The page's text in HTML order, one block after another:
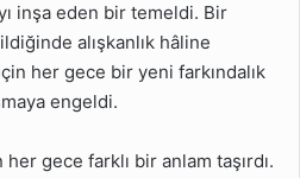
inşa eden bir temeldi. Bir
alışkanlık hâline
her gece bir yeni farkındalık
engeldi.
gece farklı bir anlam taşırdı.